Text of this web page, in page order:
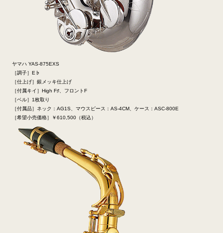
ヤマハ YAS-875EXS
［調子］E♭
［仕上げ］銀メッキ仕上げ
［付属キイ］High F♯、フロントF
［ベル］1枚取り
［付属品］ネック：AG1S、マウスピース：AS-4CM、ケース：ASC-800E
［希望小売価格］￥610,500（税込）